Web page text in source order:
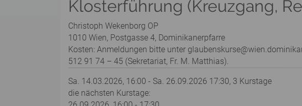
Klosterführung (Kreuzgang,
Christoph Wekenborg OP
1010 Wien, Postgasse 4, Dominikanerpfarre
Kosten: Anmeldungen bitte unter
512 91 74 – 45 (Sekretariat, Fr. M. Matthias).
Sa. 14.03.2026, 16:00 - Sa. 26.09.2026 17:30, 3 Kurstage
die nächsten Kurstage: